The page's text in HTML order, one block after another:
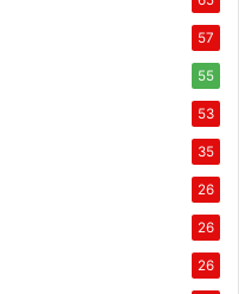
57
55
53
35
26
26
26